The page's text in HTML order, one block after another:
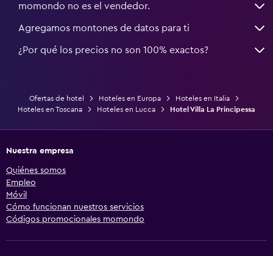
momondo no es el vendedor.
Agregamos montones de datos para ti
¿Por qué los precios no son 100% exactos?
Ofertas de hotel Hoteles en Europa
Hoteles en Italia
Hoteles en Toscana
Hoteles en Lucca Hotel Villa La Principessa
Nuestra empresa
Quiénes somos
Empleo
Móvil
Cómo funcionan nuestros servicios
Códigos promocionales momondo